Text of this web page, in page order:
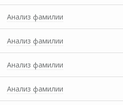
Анализ фамилии
Анализ фамилии
Анализ фамилии
Анализ фамилии